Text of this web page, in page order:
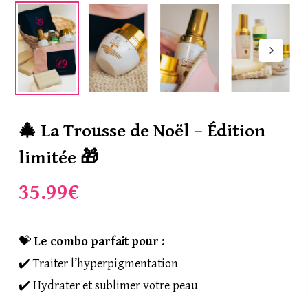
🎄 La Trousse de Noël – Édition
limitée 🎁
35.99€
💝Le combo parfait pour :
✔️ Traiter l’hyperpigmentation
✔️ Hydrater et sublimer votre peau
e-mail et mon site dans le
navigateur pour mon prochain
commentaire.